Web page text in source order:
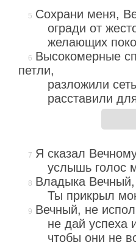
Сохрани меня,
огради от
желающих
Высокомерные
петли,
разложили
расставили
Я сказал
услышь голос
Владыка
Ты прикрыл
Вечный, не
не дай успеха
чтобы они не